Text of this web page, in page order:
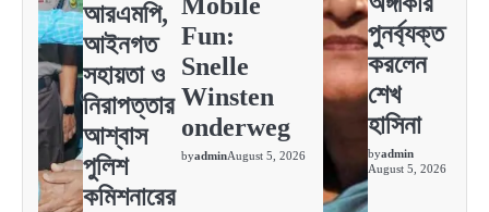
আরএমপি,
আইনগত
সহায়তা ও
নিরাপত্তার
আশ্বাস
পুলিশ
কমিশনারের
Fun:
Snelle
Winsten
onderweg
byadminAugust 5, 2026
পুনর্ব্যক্ত
করলেন
শেখ
হাসিনা
byadmin
August 5, 2026